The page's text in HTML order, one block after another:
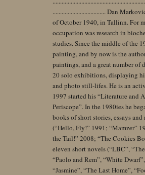
................................... Dan
of October 1940, in Tallinn. For
occupation was research in
studies. Since the middle of the
painting, and by now is the
paintings, and a great number of
20 solo exhibitions, displaying
and photo still-lifes. He is an
1997 started his “Literature and
Periscope”. In the 1980ies he
books of short stories, essays
(“Hello, Fly!” 1991; “Mamzer”
the Tail!” 2008; “The Cookies
eleven short novels (“LBC”,
“Paolo and Rem”, “White
“Jasmine”, “The Last Home”,